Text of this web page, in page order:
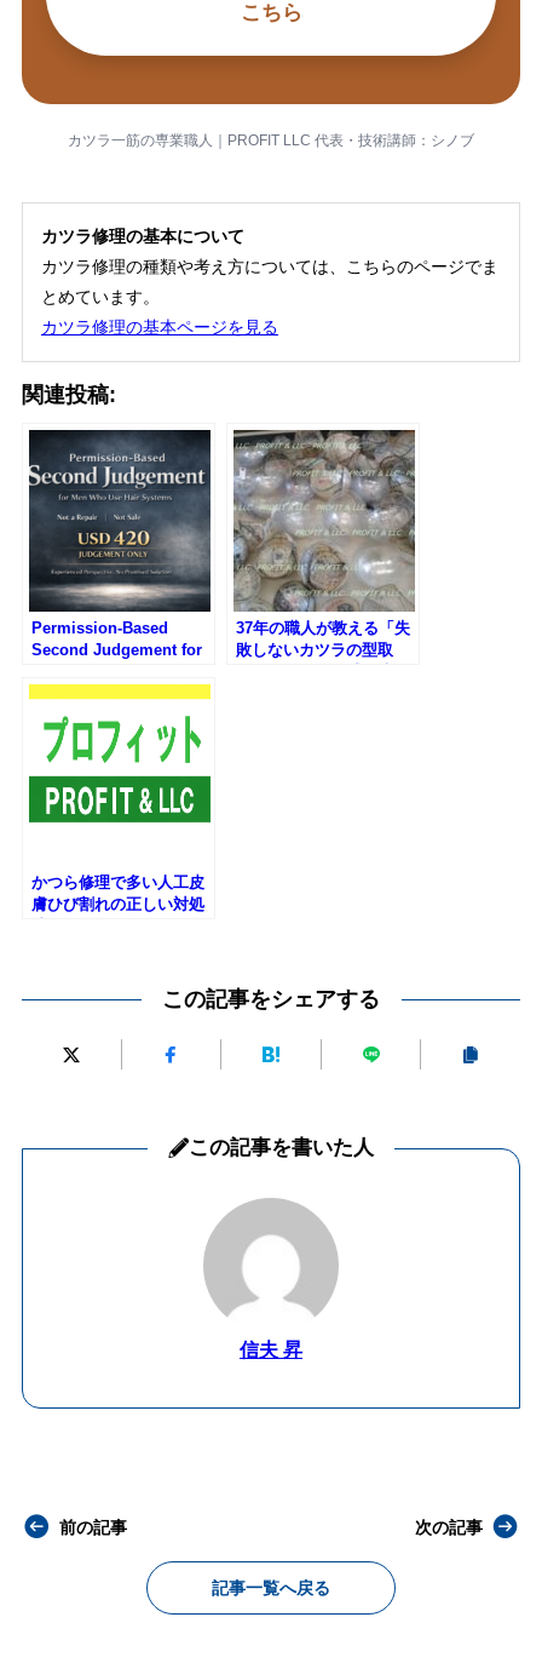
こちら
カツラ一筋の専業職人｜PROFIT LLC 代表・技術講師：シノブ
カツラ修理の基本について
カツラ修理の種類や考え方については、こちらのページでま
とめています。
カツラ修理の基本ページを見る
関連投稿:
Permission-Based
Second Judgement for
37年の職人が教える「失
敗しないカツラの型取
かつら修理で多い人工皮
膚ひび割れの正しい対処
この記事をシェアする
この記事を書いた人
信夫 昇
前の記事
記事一覧へ戻る
次の記事